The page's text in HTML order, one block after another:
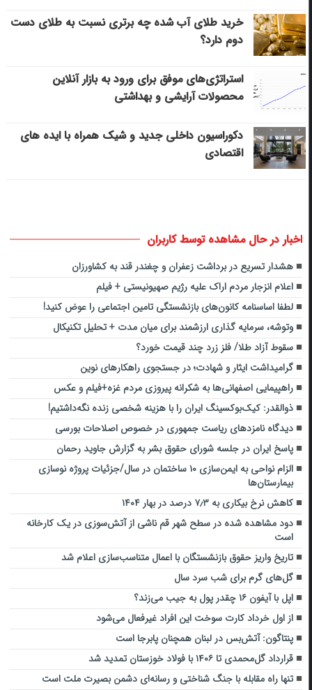
خرید طلای آب شده چه برتری نسبت به طلای دست
دوم دارد؟
استراتژی‌های موفق برای ورود به بازار آنلاین
محصولات آرایشی و بهداشتی
دکوراسیون داخلی جدید و شیک همراه با ایده های
اقتصادی
اخبار در حال مشاهده توسط کاربران
هشدار تسریع در برداشت زعفران و چغندر قند به کشاورزان
اعلام انزجار مردم اراک علیه رژیم صهیونیستی + فیلم
لطفا اساسنامه کانون‌های بازنشستگی تامین اجتماعی را عوض کنید!
وتوشه، سرمایه گذاری ارزشمند برای میان مدت + تحلیل تکنیکال
سقوط آزاد طلا/ فلز زرد چند قیمت خورد؟
گرامیداشت ایثار و شهادت؛ در جستجوی راهکارهای نوین
راهپیمایی اصفهانی‌ها به شکرانه پیروزی مردم غزه+فیلم و عکس
ذوالقدر: کیک‌بوکسینگ ایران را با هزینه شخصی زنده نگه‌داشتیم!
دیدگاه نامزدهای ریاست جمهوری در خصوص اصلاحات بورسی
پاسخ ایران در جلسه شورای حقوق بشر به گزارش جاوید رحمان
الزام نواحی به ایمن‌سازی ۱۰ ساختمان در سال/جزئیات پروژه نوسازی
بیمارستان‌ها
کاهش نرخ بیکاری به ۷٫۳ درصد در بهار ۱۴۰۴
دود مشاهده شده در سطح شهر قم ناشی از آتش‌سوزی در یک کارخانه
است
تاریخ واریز حقوق بازنشستگان با اعمال متناسب‌سازی اعلام شد
گل‌های گرم برای شب سرد سال
اپل با آیفون ۱۶ چقدر پول به جیب می‌زند؟
از اول خرداد کارت سوخت این افراد غیرفعال می‌شود
پنتاگون: آتش‌بس در لبنان همچنان پابرجا است
قرارداد گل‌محمدی تا ۱۴۰۶ با فولاد خوزستان تمدید شد
تنها راه مقابله با جنگ شناختی و رسانه‌ای دشمن بصیرت ملت است